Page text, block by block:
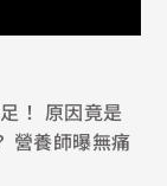
！ 原因竟是
營養師曝無痛